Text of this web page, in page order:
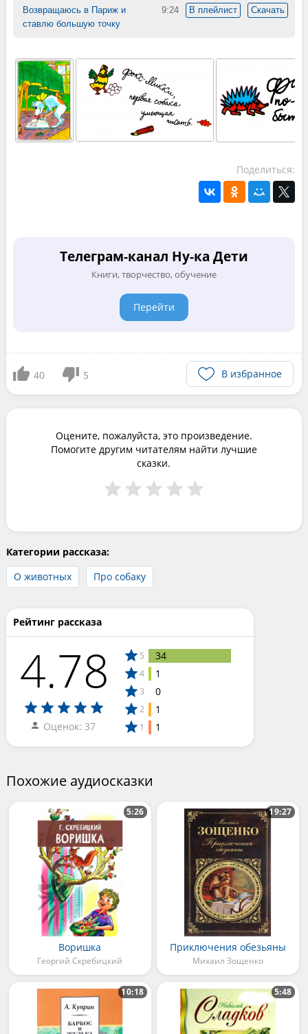
9:24 В плейлист Скачать
Возвращаюсь в Париж и
ставлю большую точку
Поделиться:
Телеграм-канал Ну-ка Дети
Книги, творчество, обучение
Перейти
40 5 В избранное
Оцените, пожалуйста, это произведение.
Помогите другим читателям найти лучшие
сказки.
Категории рассказа:
О животных
Про собаку
Рейтинг рассказа
4.78
Оценок: 37
5 34
4 1
3 0
2 1
1 1
Похожие аудиосказки
Воришка
Георгий Скребицкий
5:26
Приключения обезьяны
Михаил Зощенко
19:27
10:18 5:48